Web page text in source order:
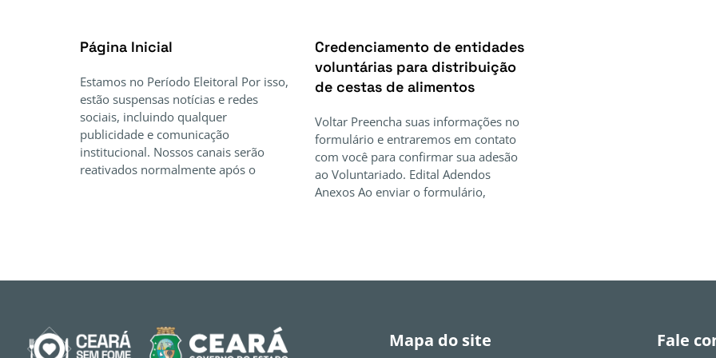
Página Inicial
Estamos no Período Eleitoral Por isso,
estão suspensas notícias e redes
sociais, incluindo qualquer
publicidade e comunicação
institucional. Nossos canais serão
reativados normalmente após o
Credenciamento de entidades
voluntárias para distribuição
de cestas de alimentos
Voltar Preencha suas informações no
formulário e entraremos em contato
com você para confirmar sua adesão
ao Voluntariado. Edital Adendos
Anexos Ao enviar o formulário,
Mapa do site Fale